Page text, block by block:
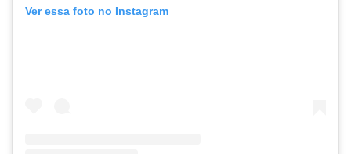
Ver essa foto no Instagram